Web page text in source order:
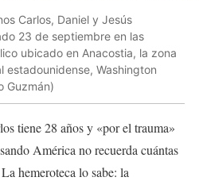
Carlos, Daniel y Jesús
23 de septiembre en las
ubicado en Anacostia, la zona
estadounidense, Washington
Guzmán)
tiene 28 años y «por el trauma»
América no recuerda cuántas
hemeroteca lo sabe: la